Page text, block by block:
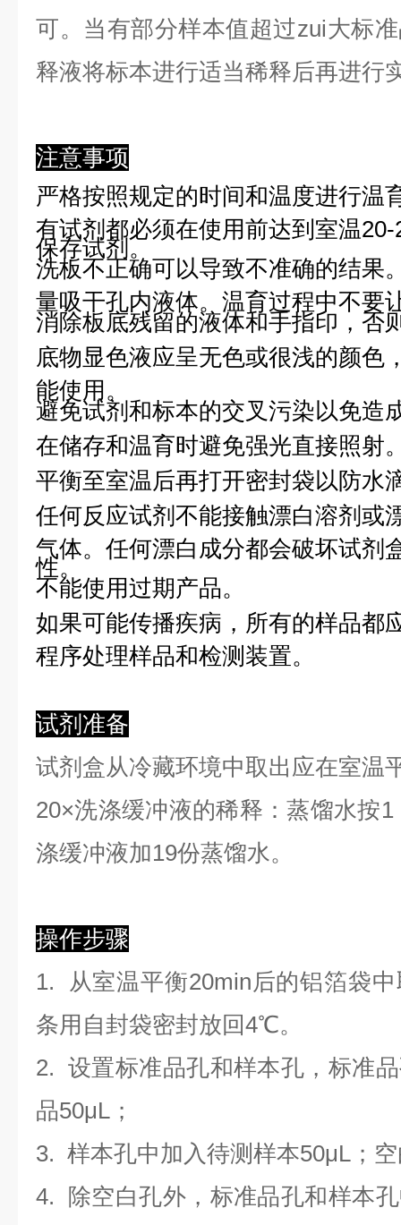
可。当有部分样本值超过zui大标
释液将标本进行适当稀释后再进行
注意事项
严格按照规定的时间和温度进行温
有试剂都必须在使用前达到室温
保存试剂。
洗板不正确可以导致不准确的结果
量吸干孔内液体。温育过程中不要
消除板底残留的液体和手指印，否
底物显色液应呈无色或很浅的颜色
能使用。
避免试剂和标本的交叉污染以免造
在储存和温育时避免强光直接照射
平衡至室温后再打开密封袋以防水
任何反应试剂不能接触漂白溶剂或
气体。任何漂白成分都会破坏试剂
性。
不能使用过期产品。
如果可能传播疾病，所有的样品都
程序处理样品和检测装置。
试剂准备
试剂盒从冷藏环境中取出应在室温
20×洗涤缓冲液的稀释：蒸馏水按
涤缓冲液加19份蒸馏水。
操作步骤
1. 从室温平衡20min后的铝箔袋
条用自封袋密封放回4℃。
2. 设置标准品孔和样本孔，标准
品50μL；
3. 样本孔中加 入待测样本50μL；
4.
除空白孔外，标准品孔和样本